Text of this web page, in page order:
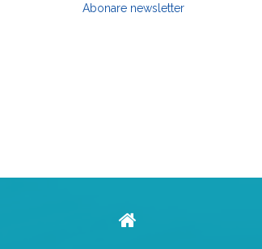
Abonare newsletter